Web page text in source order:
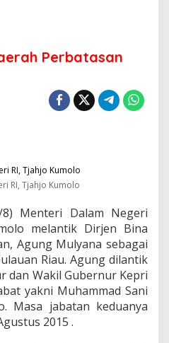
Perbatasan
RI, Tjahjo Kumolo
Menteri Dalam Negeri
melantik Dirjen Bina
Agung Mulyana sebagai
Riau. Agung dilantik
dan Wakil Gubernur Kepri
yakni Muhammad Sani
Masa jabatan keduanya
2015 .